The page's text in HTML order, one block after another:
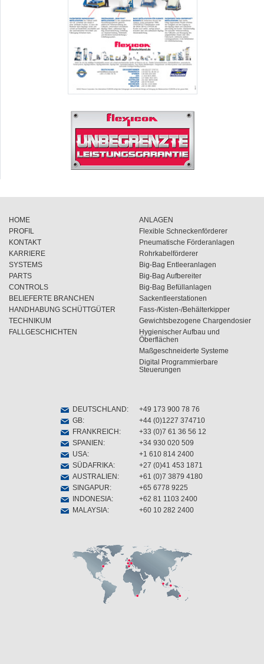
HOME
PROFIL
KONTAKT
KARRIERE
SYSTEMS
PARTS
CONTROLS
BELIEFERTE BRANCHEN
HANDHABUNG SCHÜTTGÜTER
TECHNIKUM
FALLGESCHICHTEN
ANLAGEN
Flexible Schneckenförderer
Pneumatische Förderanlagen
Rohrkabelförderer
Big-Bag Entleeranlagen
Big-Bag Aufbereiter
Big-Bag Befüllanlagen
Sackentleerstationen
Fass-/Kisten-/Behälterkipper
Gewichtsbezogene Chargendosier
Hygienischer Aufbau und
Öberflächen
Maßgeschneiderte Systeme
Digital Programmierbare
Steuerungen
DEUTSCHLAND:
+49 173 900 78 76
GB:
+44 (0)1227 374710
FRANKREICH :
+33 (0)7 61 36 56 12
SPANIEN :
+34 930 020 509
USA:
+1 610 814 2400
SÜDAFRIKA:
+27 (0)41 453 1871
AUSTRALIEN :
+61 (0)7 3879 4180
SINGAPUR:
+65 6778 9225
INDONESIA:
+62 81 1103 2400
MALAYSIA: +60 10 282 2400